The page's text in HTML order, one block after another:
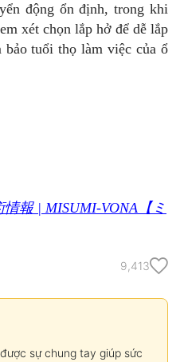
động ổn định, trong khi
xét chọn lắp hở để dễ lắp
bảo tuổi thọ làm việc của ổ
報 | MISUMI-VONA【ミ
9,413
sự chung tay giúp sức